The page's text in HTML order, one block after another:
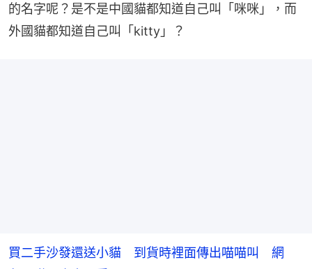
的名字呢？是不是中國貓都知道自己叫「咪咪」，而
外國貓都知道自己叫「kitty」？
買二手沙發還送小貓 到貨時裡面傳出喵喵叫 網